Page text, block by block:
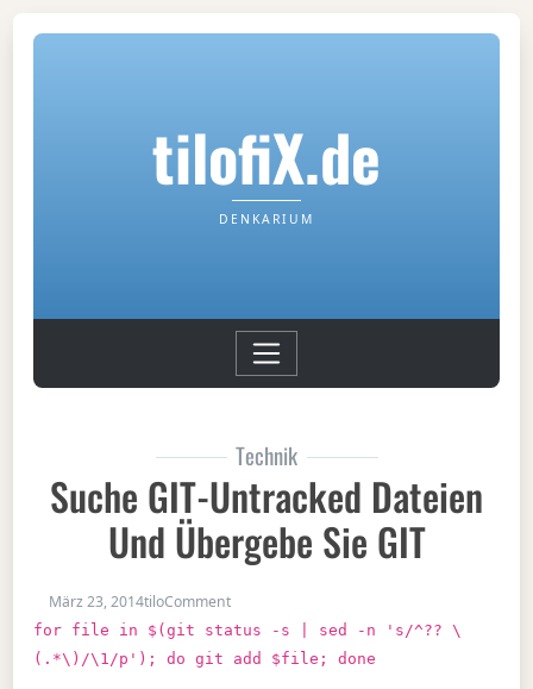
tilofiX.de
DENKARIUM
Technik
Suche GIT-Untracked Dateien
Und Übergebe Sie GIT
März 23, 2014tiloCommenton Suche GIT-untracked Dateien und
for file in $(git status -s | sed -n 's/^?? \
(.*\)/\1/p'); do git add $file; done